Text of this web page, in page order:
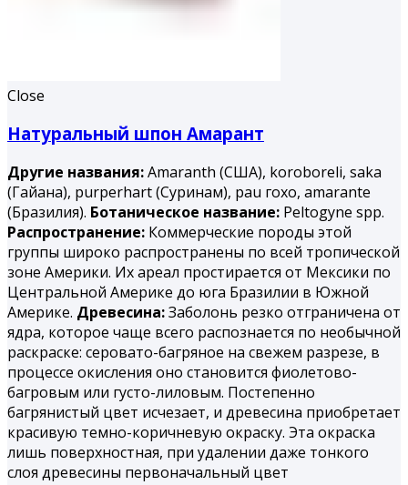
Close
Натуральный шпон Амарант
Другие названия:Amaranth (США), koroboreli, saka
(Гайана), purperhart (Суринам), раu гохо, amarantе
(Бразилия). Ботаническое название: Peltogyne spp.
Распространение: Коммерческие породы этой
группы широко распространены по всей тропической
зоне Америки. Их ареал простирается от Мексики по
Центральной Америке до юга Бразилии в Южной
Америке. Древесина:Заболонь резко отграничена от
ядра, которое чаще всего распознается по необычной
раскраске: серовато-багряное на свежем разрезе, в
процессе окисления оно становится фиолетово-
багровым или густо-лиловым. Постепенно
багрянистый цвет исчезает, и древесина приобретает
красивую темно-коричневую окраску. Эта окраска
лишь поверхностная, при удалении даже тонкого
слоя древесины первоначальный цвет